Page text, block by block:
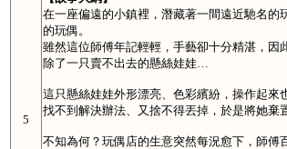
5
在一座偏遠的小鎮裡，潛藏著一間遠近馳名
的玩偶。
雖然這位師傅年記輕輕，手藝卻十分精湛，因
除了一只賣不出去的懸絲娃娃…
這只懸絲娃娃外形漂亮、色彩繽紛，操作起
找不到解決辦法、又捨不得丟掉，於是將她
不知為何？玩偶店的生意突然每況愈下，師傅